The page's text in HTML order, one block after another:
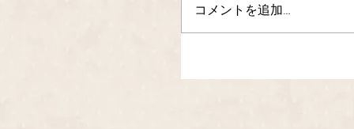
コメントを追加…